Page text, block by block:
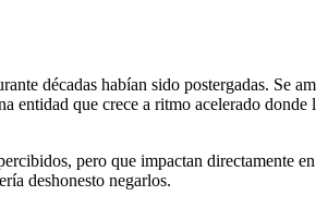
décadas habían sido postergadas. Se
que crece a ritmo acelerado donde
pero que impactan directamente
deshonesto negarlos.